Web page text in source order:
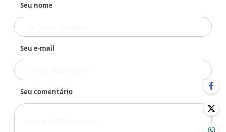
Seu nome
Seu e-mail
Seu comentário